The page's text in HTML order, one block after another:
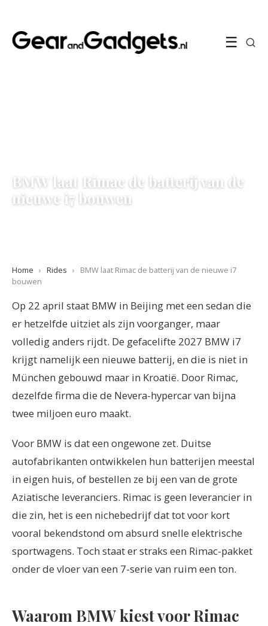
☰
BMW laat Rimac de batterij van de
nieuwe i7 bouwen
Home › Rides ›
BMW laat Rimac de batterij van de nieuwe i7
bouwen
Op 22 april staat BMW in Beijing met een sedan die
er hetzelfde uitziet als zijn voorganger, maar
volledig anders rijdt. De gefacelifte 2027 BMW i7
krijgt namelijk een nieuwe batterij, en die is niet in
München gebouwd maar in Kroatië. Door Rimac,
dezelfde firma die de Nevera-hypercar van bijna
twee miljoen euro maakt.
Voor BMW is dat een ongewone zet. Duitse
autofabrikanten ontwikkelen hun batterijen meestal
in eigen huis, of bestellen ze bij een van de grote
Aziatische leveranciers. Rimac is geen leverancier in
die zin, het is een nichebedrijf dat tot voor kort
vooral bekendstond om absurd snelle elektrische
sportwagens. Toch staat er straks een Rimac-pakket
onder de vloer van een 7-serie van ruim een ton.
Waarom BMW kiest voor Rimac